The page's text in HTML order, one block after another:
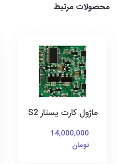
محصولات مرتبط
ماژول کارت یستار S2
14,000,000
تومان